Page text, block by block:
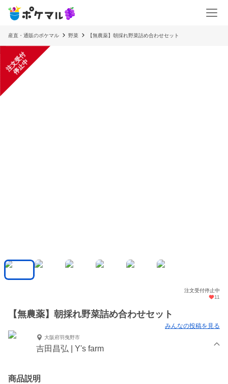
産直・通販のポケマル 野菜 【無農薬】朝採れ野菜詰め合わせセット
注
文
受
付
停
止
中
注文受付停止中
11
【無農薬】朝採れ野菜詰め合わせセット
みんなの投稿を見る
大阪府羽曳野市
吉田昌弘 | Y's farm
商品説明